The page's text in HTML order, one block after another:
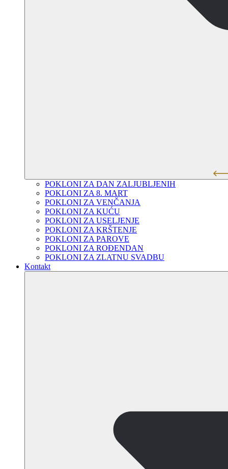
POKLONI ZA DAN ZALJUBLJENIH
POKLONI ZA 8. MART
POKLONI ZA VENČANJA
POKLONI ZA KUĆU
POKLONI ZA USELJENJE
POKLONI ZA KRŠTENJE
POKLONI ZA PAROVE
POKLONI ZA ROĐENDAN
POKLONI ZA ZLATNU SVADBU
Kontakt